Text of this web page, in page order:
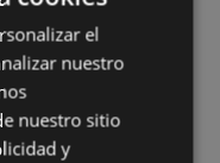
BASQUE
SPANISH
el
nuestro
nuestro sitio
y